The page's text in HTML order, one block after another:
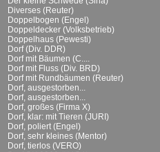
Diverses (Reuter)
Doppelbogen (Engel)
Doppeldecker (Volksbetrieb)
Doppelhaus (Pewesti)
Dorf (Div. DDR)
Dorf mit Bäumen (C....
Dorf mit Fluss (Div. BRD)
Dorf mit Rundbäumen (Reuter)
Dorf, ausgestorben...
Dorf, ausgestorben...
Dorf, großes (Firma X)
Dorf, klar: mit Tieren (JURI)
Dorf, poliert (Engel)
Dorf, sehr kleines (Mentor)
Dorf, tierlos (VERO)